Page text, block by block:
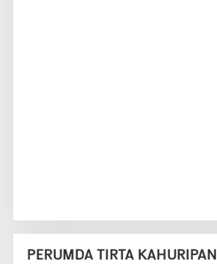
PERUMDA TIRTA KAHURIPAN